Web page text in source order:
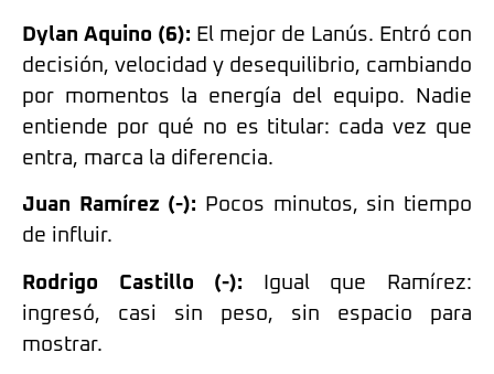
Dylan Aquino (6): El mejor de Lanús. Entró con
decisión, velocidad y desequilibrio, cambiando
por momentos la energía del equipo. Nadie
entiende por qué no es titular: cada vez que
entra, marca la diferencia.
Juan Ramírez (-): Pocos minutos, sin tiempo
de influir.
Rodrigo Castillo (-): Igual que Ramírez:
ingresó, casi sin peso, sin espacio para
mostrar.